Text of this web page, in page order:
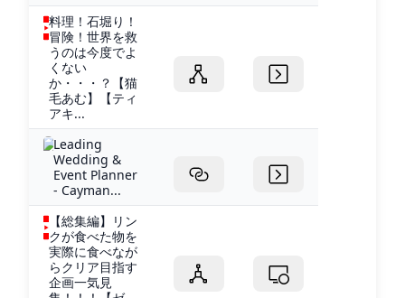
料理！石堀り！
冒険！世界を救
うのは今度でよ
くない
か・・・？【猫
毛あむ】【ティ
アキ...
Leading
Wedding &
Event Planner
- Cayman...
【総集編】リン
クが食べた物を
実際に食べなが
らクリア目指す
企画一気見